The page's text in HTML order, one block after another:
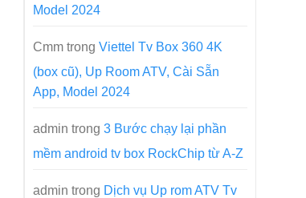
Model 2024
Cmm trong Viettel Tv Box 360 4K
(box cũ), Up Room ATV, Cài Sẵn
App, Model 2024
admin trong 3 Bước chạy lại phần
mềm android tv box RockChip từ A-Z
admin trong Dịch vụ Up rom ATV Tv